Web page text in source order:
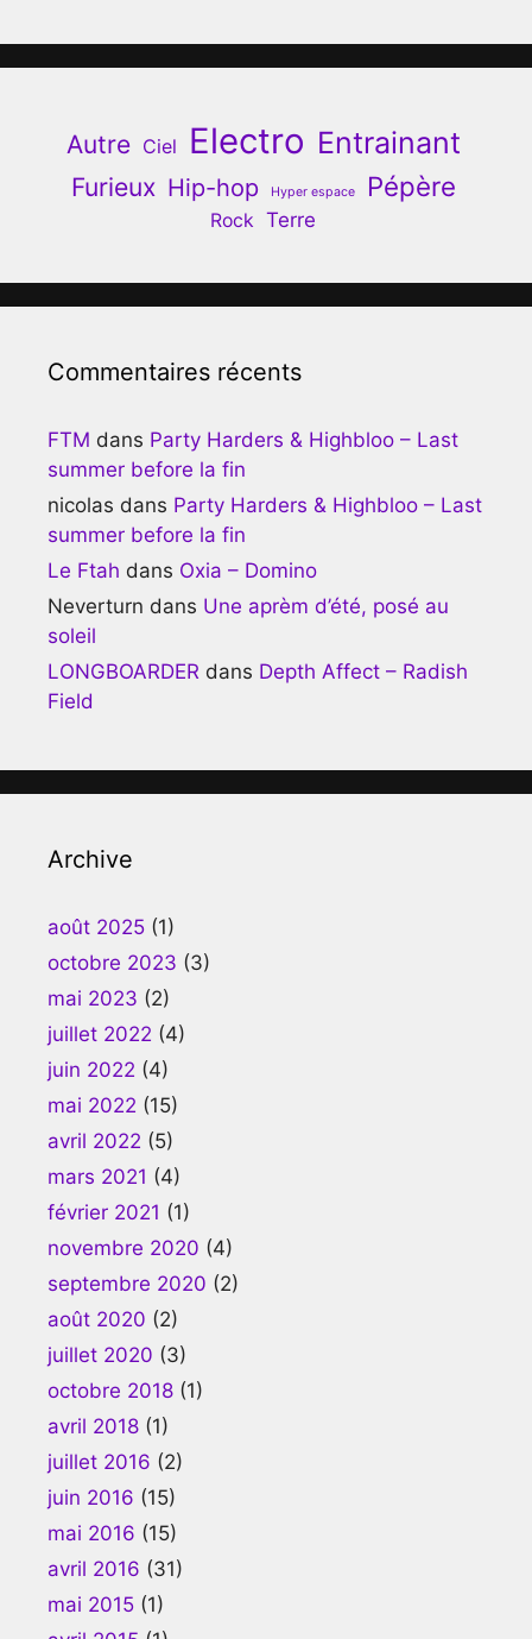
Autre Ciel Electro Entrainant
Furieux Hip-hop Hyper espace Pépère
Rock Terre
Commentaires récents
FTM dans Party Harders & Highbloo – Last
summer before la fin
nicolas dans Party Harders & Highbloo – Last
summer before la fin
Le Ftah dans Oxia – Domino
Neverturn dans Une aprèm d’été, posé au
soleil
LONGBOARDER dans Depth Affect – Radish
Field
Archive
août 2025 (1)
octobre 2023 (3)
mai 2023 (2)
juillet 2022 (4)
juin 2022 (4)
mai 2022 (15)
avril 2022 (5)
mars 2021 (4)
février 2021 (1)
novembre 2020 (4)
septembre 2020 (2)
août 2020 (2)
juillet 2020 (3)
octobre 2018 (1)
avril 2018 (1)
juillet 2016 (2)
juin 2016 (15)
mai 2016 (15)
avril 2016 (31)
mai 2015 (1)